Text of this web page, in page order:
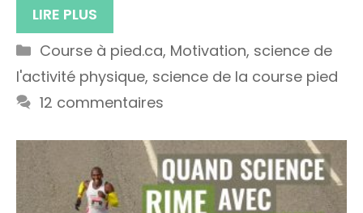
LIRE PLUS
Catégories
Course à pied.ca, Motivation, science de
l'activité physique, science de la course pied
12 commentaires